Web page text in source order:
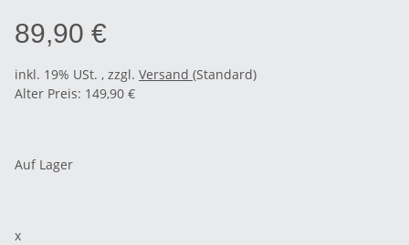
89,90 €
inkl. 19% USt. , zzgl. Versand (Standard)
Alter Preis: 149,90 €
Auf Lager
x